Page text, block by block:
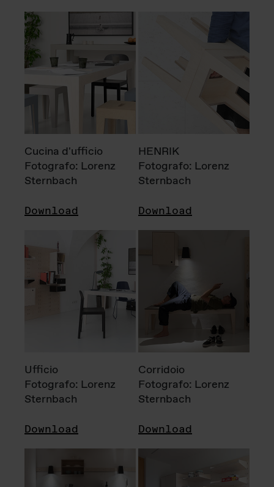
Cucina d'ufficio
Fotografo: Lorenz
Sternbach
Download
HENRIK
Fotografo: Lorenz
Sternbach
Download
Ufficio
Fotografo: Lorenz
Sternbach
Download
Corridoio
Fotografo: Lorenz
Sternbach
Download